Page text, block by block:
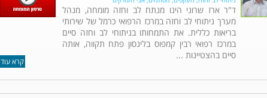
קרא עוד
ד"ר ארז שרוני הינו מנתח לב וחזה מומחה, מנהל
מערך ניתוחי לב וחזה במרכז הרפואי כרמל של שירותי
בריאות כללית. את התמחותו בניתוחי לב וחזה סיים
במרכז רפואי רבין קמפוס בלינסון פתח תקווה, אותה
סיים בהצטיינות ...